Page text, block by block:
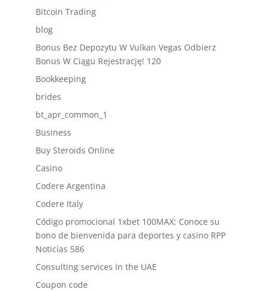
Bitcoin Trading
blog
Bonus Bez Depozytu W Vulkan Vegas Odbierz
Bonus W Ciągu Rejestrację! 120
Bookkeeping
brides
bt_apr_common_1
Business
Buy Steroids Online
Casino
Codere Argentina
Codere Italy
Código promocional 1xbet 100MAX: Conoce su
bono de bienvenida para deportes y casino RPP
Noticias 586
Consulting services in the UAE
Coupon code